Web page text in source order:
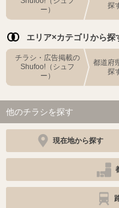
ー）
探
エリア×カテゴリから探
チラシ・広告掲載の
Shufoo!（シュフ
ー）
都道府
探
他のチラシを探す
現在地から探す